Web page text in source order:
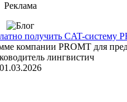
Реклама
получить CAT-систему
компании PROMT для
лингвистич
01.03.2026